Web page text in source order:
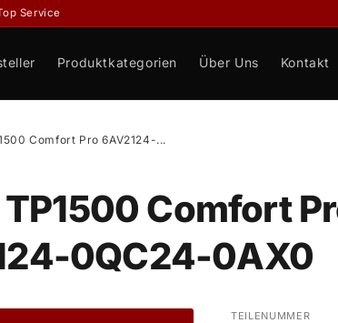
Service
Produktkategorien Über Uns Kontakt
Comfort Pro 6AV2124-...
Comfort
0QC24-0AX0
TEILENUMMER